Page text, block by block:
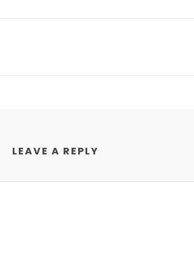
LEAVE A REPLY